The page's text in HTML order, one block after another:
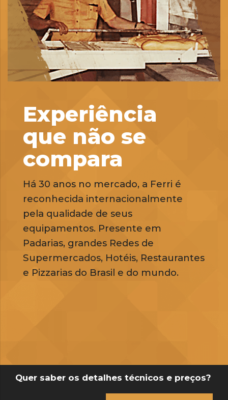
Experiência
que não se
compara
Há 30 anos no mercado, a Ferri é
reconhecida internacionalmente
pela qualidade de seus
equipamentos. Presente em
Padarias, grandes Redes de
Supermercados, Hotéis, Restaurantes
e Pizzarias do Brasil e do mundo.
Quer saber os detalhes técnicos e preços?